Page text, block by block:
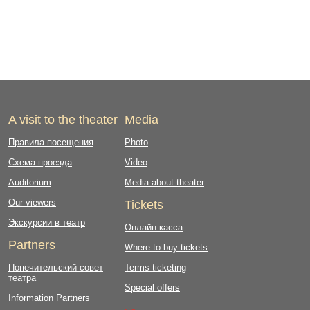
A visit to the theater
Правила посещения
Схема проезда
Auditorium
Our viewers
Экскурсии в театр
Partners
Попечительский совет
театра
Information Partners
Media
Photo
Video
Media about theater
Tickets
Онлайн касса
Where to buy tickets
Terms ticketing
Special offers